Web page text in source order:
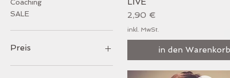
Coaching
SALE
Preis
Preis
2,90 €
inkl. MwSt.
in den Warenkorb